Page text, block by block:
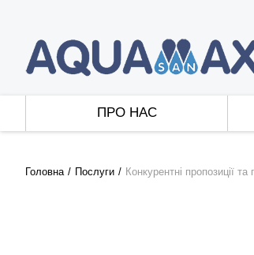
ПРО НАС
Головна Послуги Конкурентні пропозиції